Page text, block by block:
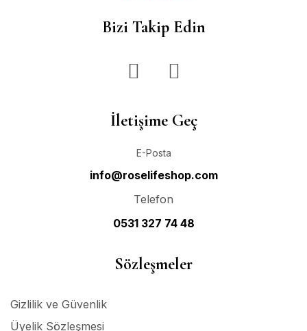
Bizi Takip Edin
İletişime Geç
E-Posta
info@roselifeshop.com
Telefon
0531 327 74 48
Sözleşmeler
Gizlilik ve Güvenlik
Üyelik Sözleşmesi